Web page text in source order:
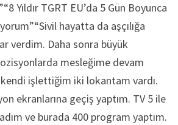
Yıldır TGRT EU’da 5 Gün Boyunca
hayatta da aşçılığa
verdim. Daha sonra büyük
mesleğime devam
kendi işlettiğim iki lokantam vardı.
ekranlarına geçiş yaptım. TV 5 ile
ve burada 400 program yaptım.